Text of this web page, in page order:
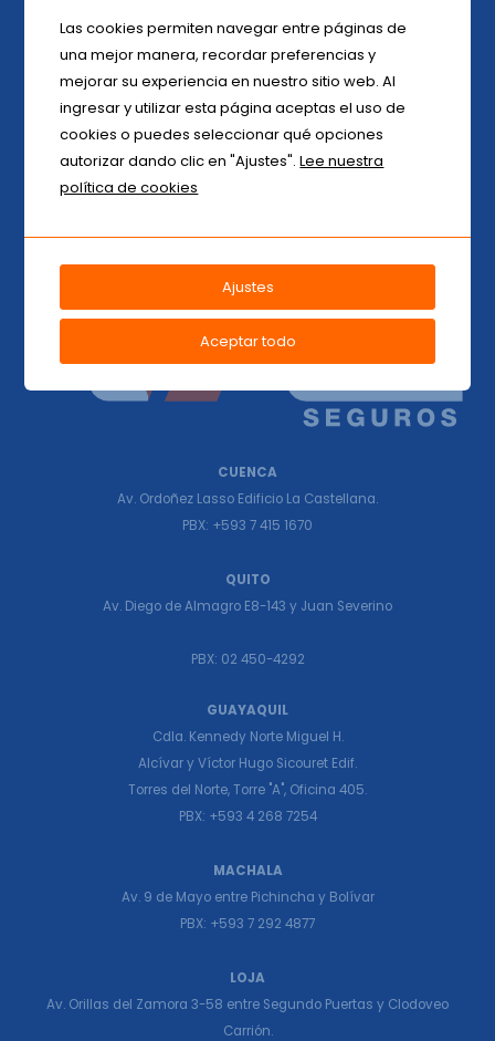
VazSegurosinicio sus actividades el 10 de febrero del 2003, desde
entonces nuestro principal objetivo es la satisfacción de nuestros
clientes, asesores de seguros y colaboradores, basados en un
servicio ágil, flexible y personalizado.
CUENCA
Av. Ordoñez Lasso Edificio La Castellana.
PBX: +593 7 415 1670
QUITO
Av. Diego de Almagro E8-143 y Juan Severino
PBX: 02 450-4292
GUAYAQUIL
Cdla. Kennedy Norte Miguel H.
Alcívar y Víctor Hugo Sicouret Edif.
Torres del Norte, Torre "A", Oficina 405.
PBX: +593 4 268 7254
MACHALA
Av. 9 de Mayo entre Pichincha y Bolívar
PBX: +593 7 292 4877
LOJA
Av. Orillas del Zamora 3-58 entre Segundo Puertas y Clodoveo
Carrión.
Las cookies permiten navegar entre páginas de
una mejor manera, recordar preferencias y
mejorar su experiencia en nuestro sitio web. Al
ingresar y utilizar esta página aceptas el uso de
cookies o puedes seleccionar qué opciones
autorizar dando clic en "Ajustes".Lee nuestra
política de cookies
Ajustes
Aceptar todo